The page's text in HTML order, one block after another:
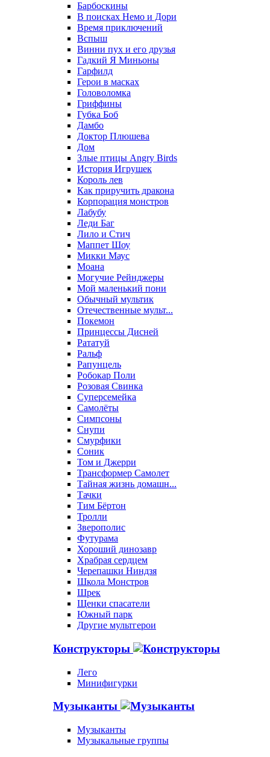
Барбоскины
В поисках Немо и Дори
Время приключений
Вспыш
Винни пух и его друзья
Гадкий Я Миньоны
Гарфилд
Герои в масках
Головоломка
Гриффины
Губка Боб
Дамбо
Доктор Плюшева
Дом
Злые птицы Angry Birds
История Игрушек
Король лев
Как приручить дракона
Корпорация монстров
Лабубу
Леди Баг
Лило и Стич
Маппет Шоу
Микки Маус
Моана
Могучие Рейнджеры
Мой маленький пони
Обычный мультик
Отечественные мульт...
Покемон
Принцессы Дисней
Рататуй
Ральф
Рапунцель
Робокар Поли
Розовая Свинка
Суперсемейка
Самолёты
Симпсоны
Снупи
Смурфики
Соник
Том и Джерри
Трансформер Самолет
Тайная жизнь домашн...
Тачки
Тим Бёртон
Тролли
Зверополис
Футурама
Хороший динозавр
Храбрая сердцем
Черепашки Ниндзя
Школа Монстров
Шрек
Щенки спасатели
Южный парк
Другие мультгерои
Конструкторы
Лего
Минифигурки
Музыканты
Музыканты
Музыкальные группы